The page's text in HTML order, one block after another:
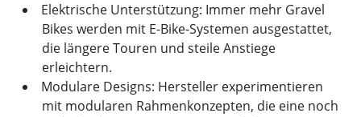
Elektrische Unterstützung: Immer mehr Gravel
Bikes werden mit E-Bike-Systemen ausgestattet,
die längere Touren und steile Anstiege
erleichtern.
Modulare Designs: Hersteller experimentieren
mit modularen Rahmenkonzepten, die eine noch